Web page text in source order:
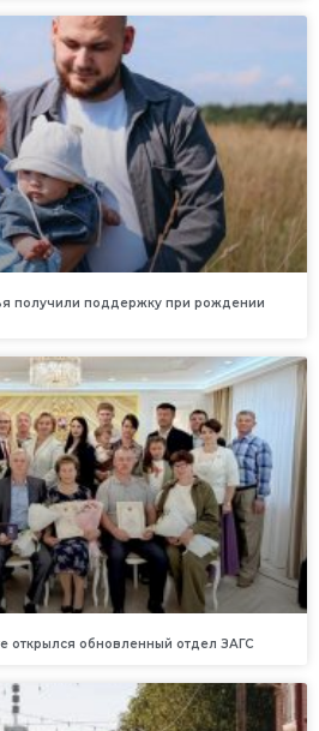
получили поддержку при рождении
открылся обновленный отдел ЗАГС